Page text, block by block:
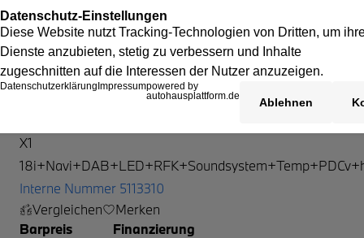
X1
Interne Nummer 5113310
Vergleichen
Merken
Barpreis
Finanzierung